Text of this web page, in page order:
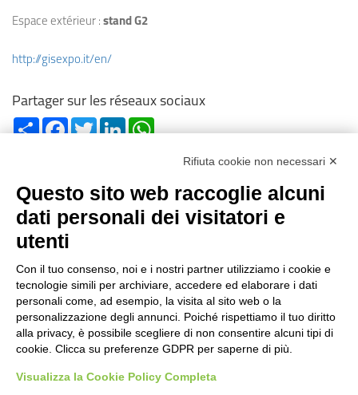
Espace extérieur : stand G2
http://gisexpo.it/en/
Partager sur les réseaux sociaux
Share FacebookTwitterLinkedIn
Reg. Impr. C.C.I.A.A. 01996640239
R.E.A. 210602
Cod. Fisc. e P. IVA 01996640239
Capitale Sociale 1.500.000 i.v.
Information
FAQ
Rifiuta cookie non necessari ✕
Questo sito web raccoglie alcuni
dati personali dei visitatori e
utenti
Con il tuo consenso, noi e i nostri partner utilizziamo i cookie e
tecnologie simili per archiviare, accedere ed elaborare i dati
personali come, ad esempio, la visita al sito web o la
personalizzazione degli annunci. Poiché rispettiamo il tuo diritto
alla privacy, è possibile scegliere di non consentire alcuni tipi di
cookie. Clicca su preferenze GDPR per saperne di più.
Visualizza la Cookie Policy Completa